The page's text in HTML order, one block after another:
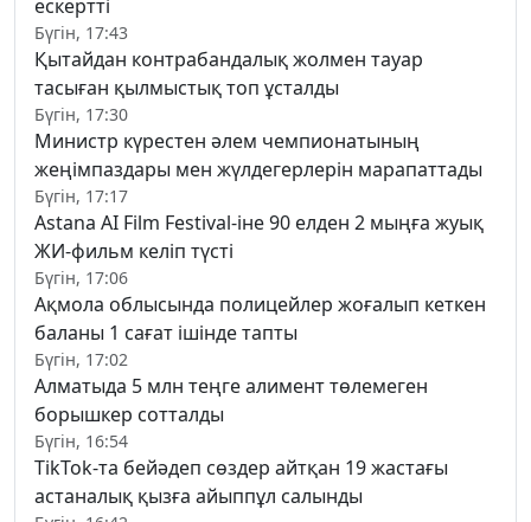
ескертті
Бүгін, 17:43
Қытайдан контрабандалық жолмен тауар
тасыған қылмыстық топ ұсталды
Бүгін, 17:30
Министр күрестен әлем чемпионатының
жеңімпаздары мен жүлдегерлерін марапаттады
Бүгін, 17:17
Astana AI Film Festival-іне 90 елден 2 мыңға жуық
ЖИ-фильм келіп түсті
Бүгін, 17:06
Ақмола облысында полицейлер жоғалып кеткен
баланы 1 сағат ішінде тапты
Бүгін, 17:02
Алматыда 5 млн теңге алимент төлемеген
борышкер сотталды
Бүгін, 16:54
TikTok-та бейәдеп сөздер айтқан 19 жастағы
астаналық қызға айыппұл салынды